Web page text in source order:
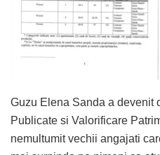
Guzu Elena Sanda a devenit
Publicate si Valorificare
nemultumit vechii angajati